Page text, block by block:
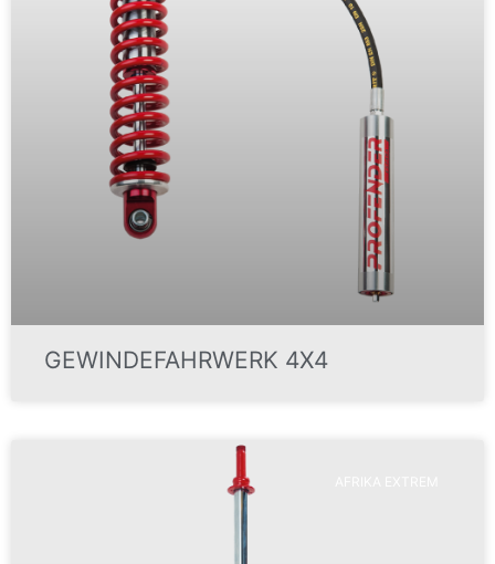
GEWINDEFAHRWERK 4X4